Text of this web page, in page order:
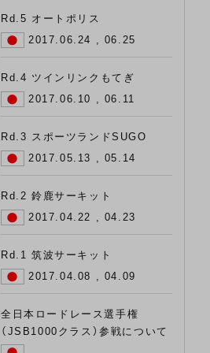
Rd.5 オートポリス
2017.06.24 , 06.25
Rd.4 ツインリンクもてぎ
2017.06.10 , 06.11
Rd.3 スポーツランドSUGO
2017.05.13 , 05.14
Rd.2 鈴鹿サーキット
2017.04.22 , 04.23
Rd.1 筑波サーキット
2017.04.08 , 04.09
全日本ロードレース選手権
（JSB1000クラス）参戦について